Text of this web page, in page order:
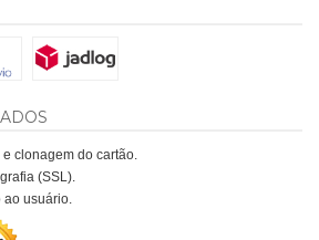
clonagem do cartão.
(SSL).
ao usuário.